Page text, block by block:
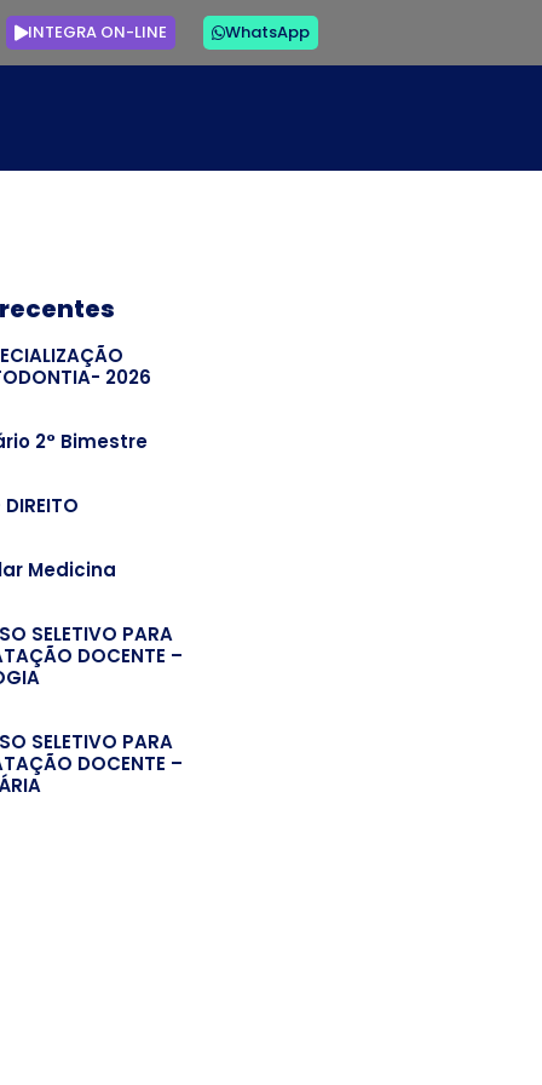
INTEGRA ON-LINE WhatsApp
2026
2° Bimestre
Medicina
SELETIVO PARA
DOCENTE –
SELETIVO PARA
DOCENTE –